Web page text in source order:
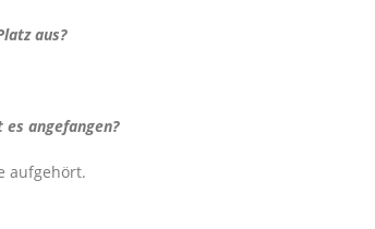
aus?
angefangen?
aufgehört.